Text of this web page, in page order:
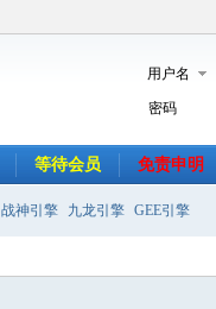
用户名
密码
等待会员 免责申明
战神引擎 九龙引擎 GEE引擎